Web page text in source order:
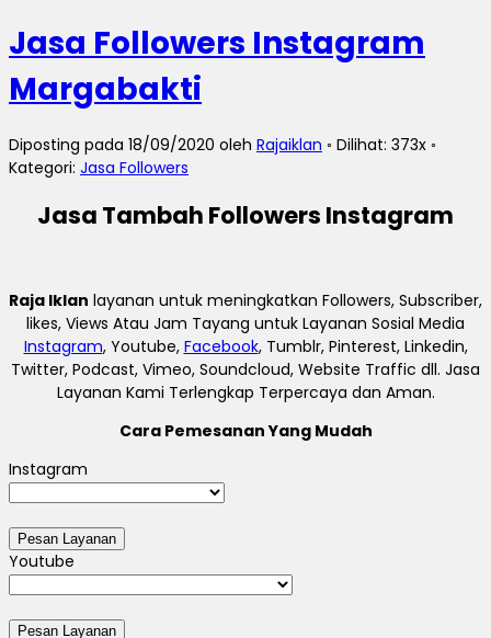
Jasa Followers Instagram
Margabakti
Diposting pada 18/09/2020 oleh Rajaiklan ◦ Dilihat: 373x ◦
Kategori: Jasa Followers
Jasa Tambah Followers Instagram
Raja Iklan layanan untuk meningkatkan Followers, Subscriber,
likes, Views Atau Jam Tayang untuk Layanan Sosial Media
Instagram, Youtube, Facebook, Tumblr, Pinterest, Linkedin,
Twitter, Podcast, Vimeo, Soundcloud, Website Traffic dll. Jasa
Layanan Kami Terlengkap Terpercaya dan Aman.
Cara Pemesanan Yang Mudah
Instagram
Youtube